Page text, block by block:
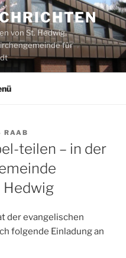
von St. Hedwig,
für
RAAB
teilen – in der
Hedwig
der evangelischen
folgende Einladung an